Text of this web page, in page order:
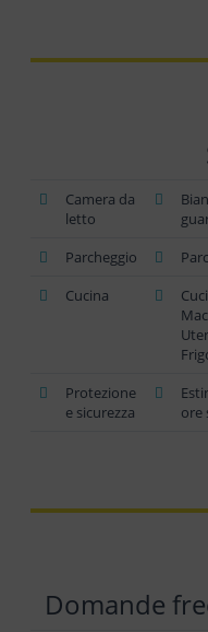
Camera da
letto
Parcheggio
Cucina
Protezione
e sicurezza
ore
Domande